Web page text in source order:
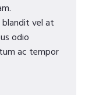
blandit vel at
odio
ac tempor